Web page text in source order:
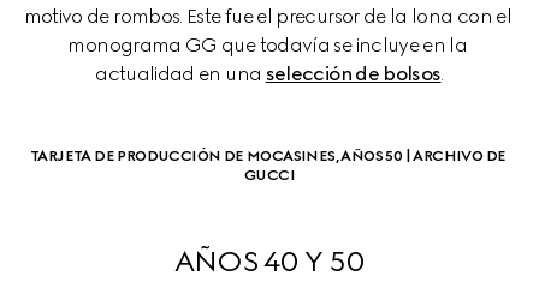
motivo de rombos. Este fue el precursor de la lona con el
monograma GG que todavía se incluye en la
actualidad en una selección de bolsos.
TARJETA DE PRODUCCIÓN DE MOCASINES, AÑOS 50 | ARCHIVO DE
GUCCI
AÑOS 40 Y 50